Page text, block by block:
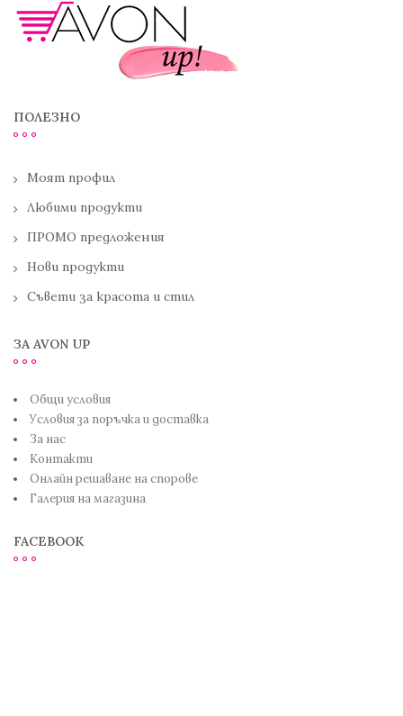
ПОЛЕЗНО
Моят профил
Любими продукти
ПРОМО предложения
Нови продукти
Съвети за красота и стил
ЗА AVON UP
Общи условия
Условия за поръчка и доставка
За нас
Контакти
Онлайн решаване на спорове
Галерия на магазина
FACEBOOK